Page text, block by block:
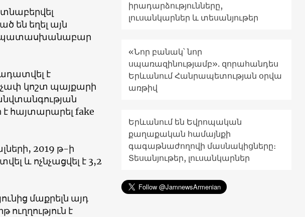
են եղել այն
է
կոշտ պայքարի
հայտարարել fake
2019 թ-ի
և ոչնչացվել է 3,2
մաքրելն այդ
է
իրադարձությունները,
լուսանկարներ և տեսանյութեր
«Նոր բանակ՝ նոր
սպառազինությամբ». զորահանդես
Երևանում Հանրապետության օրվա
առթիվ
Երևանում են Եվրոպական
քաղաքական համայնքի
գագաթնաժողովի մասնակիցները։
Տեսանյութեր, լուսանկարներ